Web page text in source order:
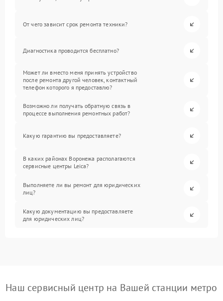
От чего зависит срок ремонта техники?
Диагностика проводится бесплатно?
Может ли вместо меня принять устройство
после ремонта другой человек, контактный
телефон которого я предоставлю?
Возможно ли получать обратную связь в
процессе выполнения ремонтных работ?
Какую гарантию вы предоставляете?
В каких районах Воронежа располагаются
сервисные центры Leica?
Выполняете ли вы ремонт для юридических
лиц?
Какую документацию вы предоставляете
для юридических лиц?
Наш сервисный центр на Вашей станции метро